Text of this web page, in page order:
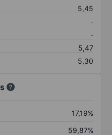
5,45
-
-
5,47
5,30
17,19%
59,87%